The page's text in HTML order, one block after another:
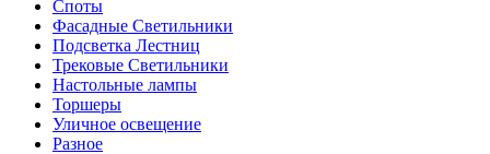
Споты
Фасадные Светильники
Подсветка Лестниц
Трековые Светильники
Настольные лампы
Торшеры
Уличное освещение
Разное